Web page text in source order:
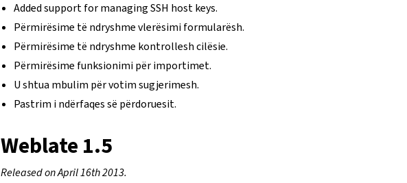
Added support for managing SSH host keys.
Përmirësime të ndryshme vlerësimi formularësh.
Përmirësime të ndryshme kontrollesh cilësie.
Përmirësime funksionimi për importimet.
U shtua mbulim për votim sugjerimesh.
Pastrim i ndërfaqes së përdoruesit.
Weblate 1.5
Released on April 16th 2013.